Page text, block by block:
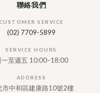
聯絡我們
CUSTOMER SERVICE
(02) 7709-5899
SERVICE HOURS
一至週五 10:00–18:00
ADDRESS
市中和區建康路10號2樓